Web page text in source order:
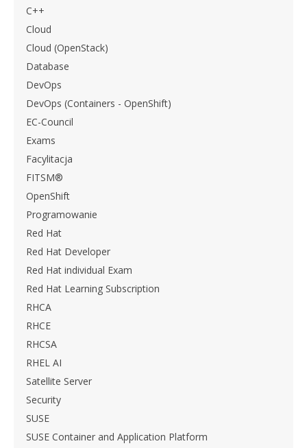
C++
Cloud
Cloud (OpenStack)
Database
DevOps
DevOps (Containers - OpenShift)
EC-Council
Exams
Facylitacja
FITSM®
OpenShift
Programowanie
Red Hat
Red Hat Developer
Red Hat individual Exam
Red Hat Learning Subscription
RHCA
RHCE
RHCSA
RHEL AI
Satellite Server
Security
SUSE
SUSE Container and Application Platform